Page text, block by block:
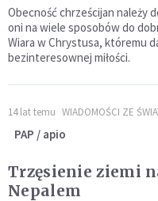
Obecność chrześcijan należy
oni na wiele sposobów do
Wiara w Chrystusa, któremu
bezinteresownej miłości.
14 lat temu WIADOMOŚCI ZE
PAP / apio
Trzęsienie ziemi
Nepalem